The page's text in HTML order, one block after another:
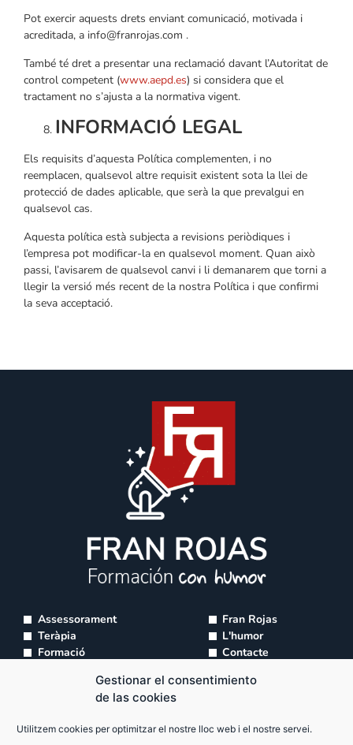
Gestionar el consentimiento
de las cookies
Utilitzem cookies per optimitzar el nostre lloc web i el nostre servei.
Pot exercir aquests drets enviant comunicació, motivada i
acreditada, a info@franrojas.com .
També té dret a presentar una reclamació davant l’Autoritat de
control competent (www.aepd.es) si considera que el
tractament no s’ajusta a la normativa vigent.
INFORMACIÓ LEGAL
Els requisits d’aquesta Política complementen, i no
reemplacen, qualsevol altre requisit existent sota la llei de
protecció de dades aplicable, que serà la que prevalgui en
qualsevol cas.
Aquesta política està subjecta a revisions periòdiques i
l’empresa pot modificar-la en qualsevol moment. Quan això
passi, l’avisarem de qualsevol canvi i li demanarem que torni a
llegir la versió més recent de la nostra Política i que confirmi
la seva acceptació.
Assessorament
Teràpia
Formació
Supervisió d'equips
Fran Rojas
L'humor
Contacte
info@franrojas.com